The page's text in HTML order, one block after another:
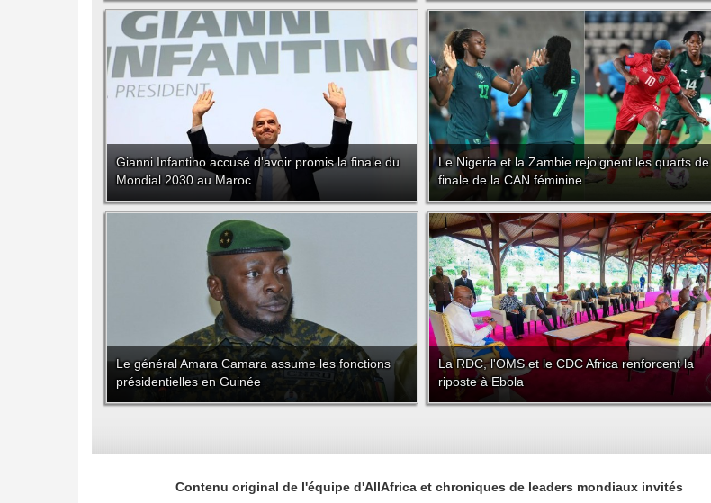
Gianni Infantino accusé d'avoir promis la finale du
Mondial 2030 au Maroc
Le Nigeria et la Zambie rejoignent les quarts de
finale de la CAN féminine
Le général Amara Camara assume les fonctions
présidentielles en Guinée
La RDC, l'OMS et le CDC Africa renforcent la
riposte à Ebola
Contenu original de l'équipe d'AllAfrica et chroniques de leaders mondiaux invités